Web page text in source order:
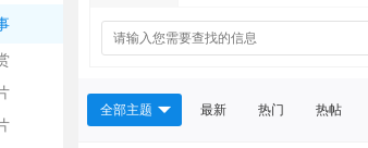
全部主题 最新 热门 热帖